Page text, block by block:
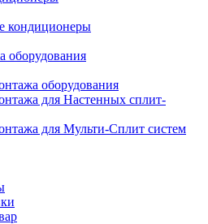
кондиционеры
оборудования
оборудования
для Настенных сплит-
для Мульти-Сплит систем